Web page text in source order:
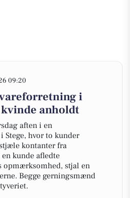
09:20
i
anholdt
aften i en
hvor to kunder
kontanter fra
en kunde afledte
opmærksomhed, stjal en
Begge gerningsmænd